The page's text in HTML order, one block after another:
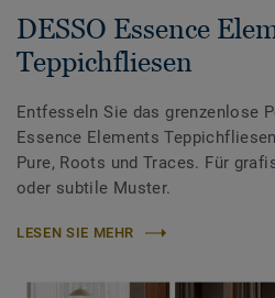
DESSO Essence
Teppichfliesen
Entfesseln Sie das grenzenlose
Essence Elements
Pure, Roots und Traces. Für
oder subtile Muster.
LESEN SIE MEHR